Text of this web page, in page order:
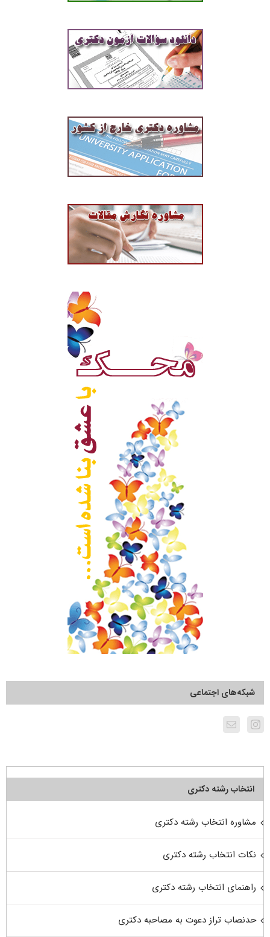
شبکه‌های اجتماعی
انتخاب رشته دکتری
مشاوره انتخاب رشته دکتری
نکات انتخاب رشته دکتری
راهنمای انتخاب رشته دکتری
حدنصاب تراز دعوت به مصاحبه دکتری